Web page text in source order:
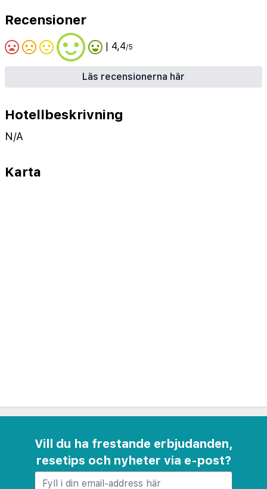
Recensioner
| 4,4/5
Läs recensionerna här
Hotellbeskrivning
N/A
Karta
Vill du ha frestande erbjudanden,
resetips och nyheter via e-post?